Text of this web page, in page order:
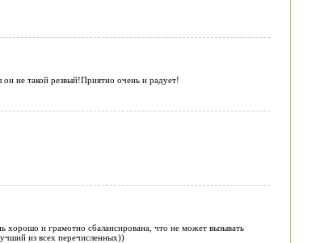
не такой резвый!Приятно очень и радует!
хорошо и грамотно сбалансирована, что не может вызывать
из всех перечисленных))